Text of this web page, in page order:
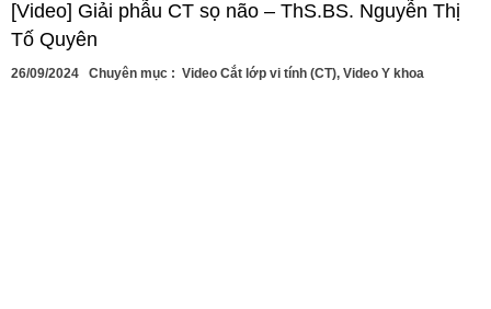
[Video] Giải phẫu CT sọ não – ThS.BS. Nguyễn Thị
Tố Quyên
26/09/2024 Chuyên mục : Video Cắt lớp vi tính (CT), Video Y khoa